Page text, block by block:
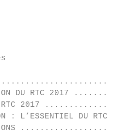
DU RTC 2017
2017
: L’ESSENTIEL DU RTC